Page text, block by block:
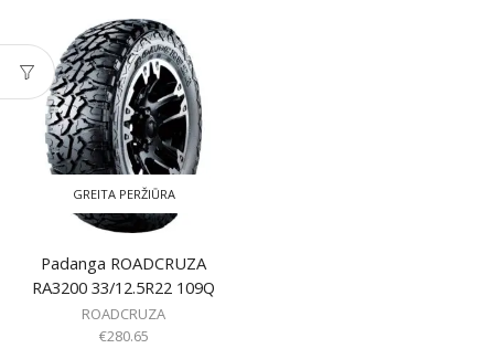
GREITA PERŽIŪRA
Padanga ROADCRUZA
RA3200 33/12.5R22 109Q
ROADCRUZA
€280.65